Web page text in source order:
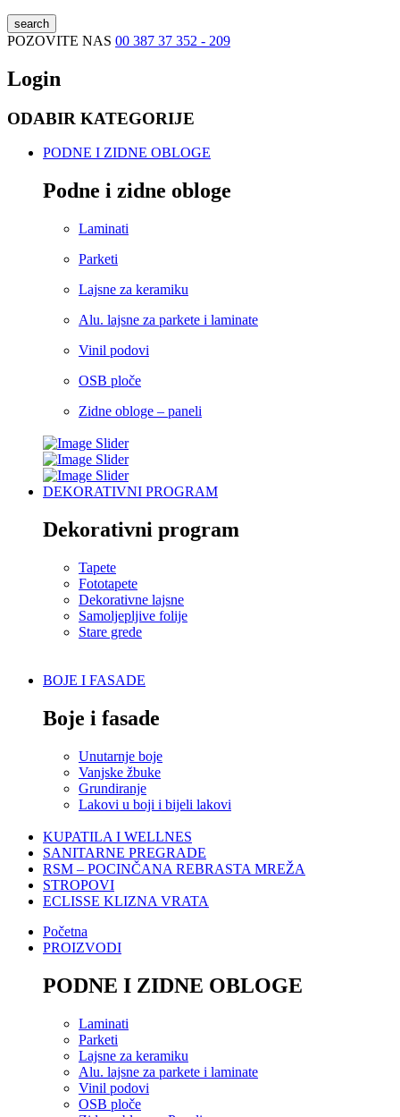
search
POZOVITE NAS 00 387 37 352 - 209
Login
ODABIR KATEGORIJE
PODNE I ZIDNE OBLOGE
Podne i zidne obloge
Laminati
Parketi
Lajsne za keramiku
Alu. lajsne za parkete i laminate
Vinil podovi
OSB ploče
Zidne obloge – paneli
DEKORATIVNI PROGRAM
Dekorativni program
Tapete
Fototapete
Dekorativne lajsne
Samoljepljive folije
Stare grede
BOJE I FASADE
Boje i fasade
Unutarnje boje
Vanjske žbuke
Grundiranje
Lakovi u boji i bijeli lakovi
KUPATILA I WELLNES
SANITARNE PREGRADE
RSM – POCINČANA REBRASTA MREŽA
STROPOVI
ECLISSE KLIZNA VRATA
Početna
PROIZVODI
PODNE I ZIDNE OBLOGE
Laminati
Parketi
Lajsne za keramiku
Alu. lajsne za parkete i laminate
Vinil podovi
OSB ploče